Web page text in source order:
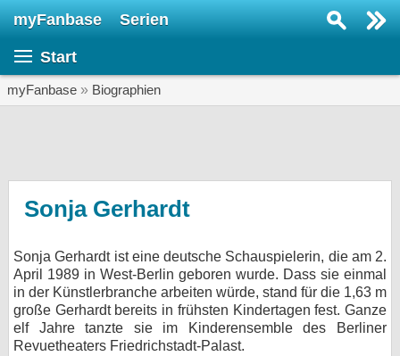
myFanbase Serien
Start
myFanbase » Biographien
Sonja Gerhardt
Sonja Gerhardt ist eine deutsche Schauspielerin, die am 2.
April 1989 in West-Berlin geboren wurde. Dass sie einmal
in der Künstlerbranche arbeiten würde, stand für die 1,63 m
große Gerhardt bereits in frühsten Kindertagen fest. Ganze
elf Jahre tanzte sie im Kinderensemble des Berliner
Revuetheaters Friedrichstadt-Palast.
KULTUR
Specials
SERVICE
Gewinnspiele